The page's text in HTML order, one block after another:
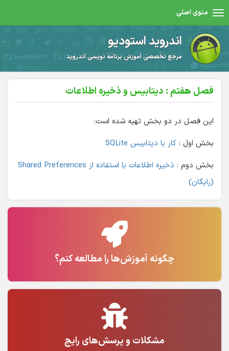
منوی اصلی
اندروید استودیو
مرجع تخصصی آموزش برنامه نویسی اندروید
فصل هفتم : دیتابیس و ذخیره اطلاعات
این فصل در دو بخش تهیه شده است:
بخش اول : کار با دیتابیس SQLite
بخش دوم :
ذخیره اطلاعات با استفاده از Shared Preferences
(رایگان)
چگونه آموزش‌ها را مطالعه کنم؟
مشکلات و پرسش‌های رایج